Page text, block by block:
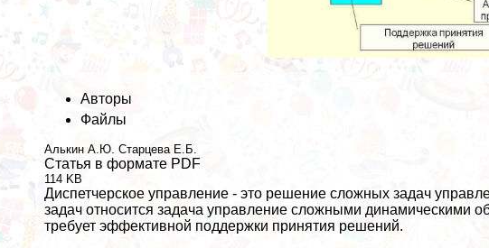
Авторы
Файлы
Алькин А.Ю. Старцева Е.Б.
Статья в формате PDF
114 KB
Диспетчерское управление - это решение сложных задач
задач относится задача управление сложными динамическими
требует эффективной поддержки принятия решений.